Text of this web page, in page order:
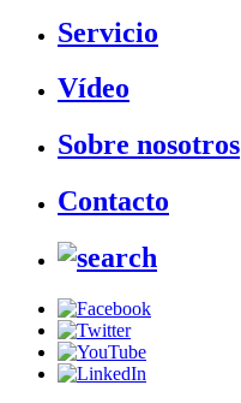
Servicio
Vídeo
Sobre nosotros
Contacto